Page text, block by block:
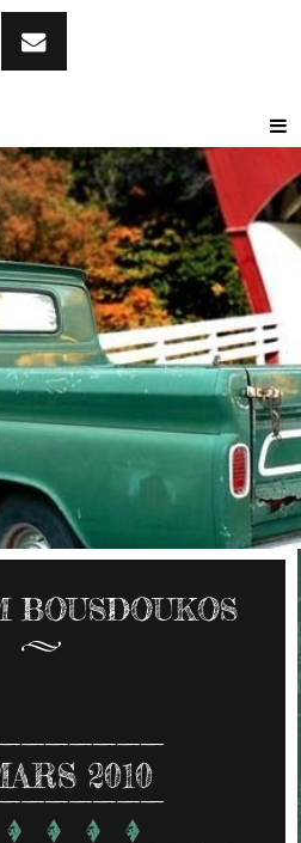
BOUSDOUKOS
2010